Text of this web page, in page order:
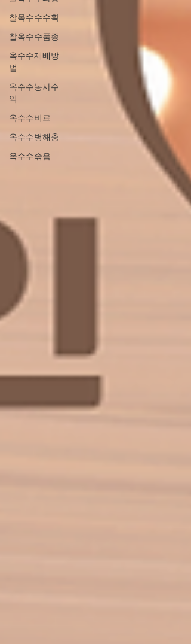
찰옥수수수확
찰옥수수품종
옥수수재배방
법
옥수수농사수
익
옥수수비료
옥수수병해충
옥수수솎음